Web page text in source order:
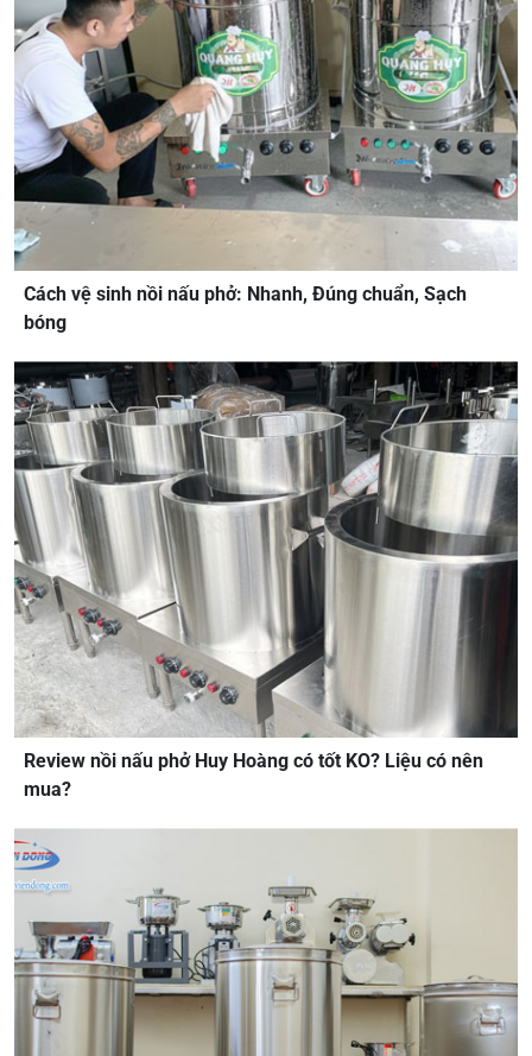
Cách vệ sinh nồi nấu phở: Nhanh, Đúng chuẩn, Sạch
bóng
Review nồi nấu phở Huy Hoàng có tốt KO? Liệu có nên
mua?